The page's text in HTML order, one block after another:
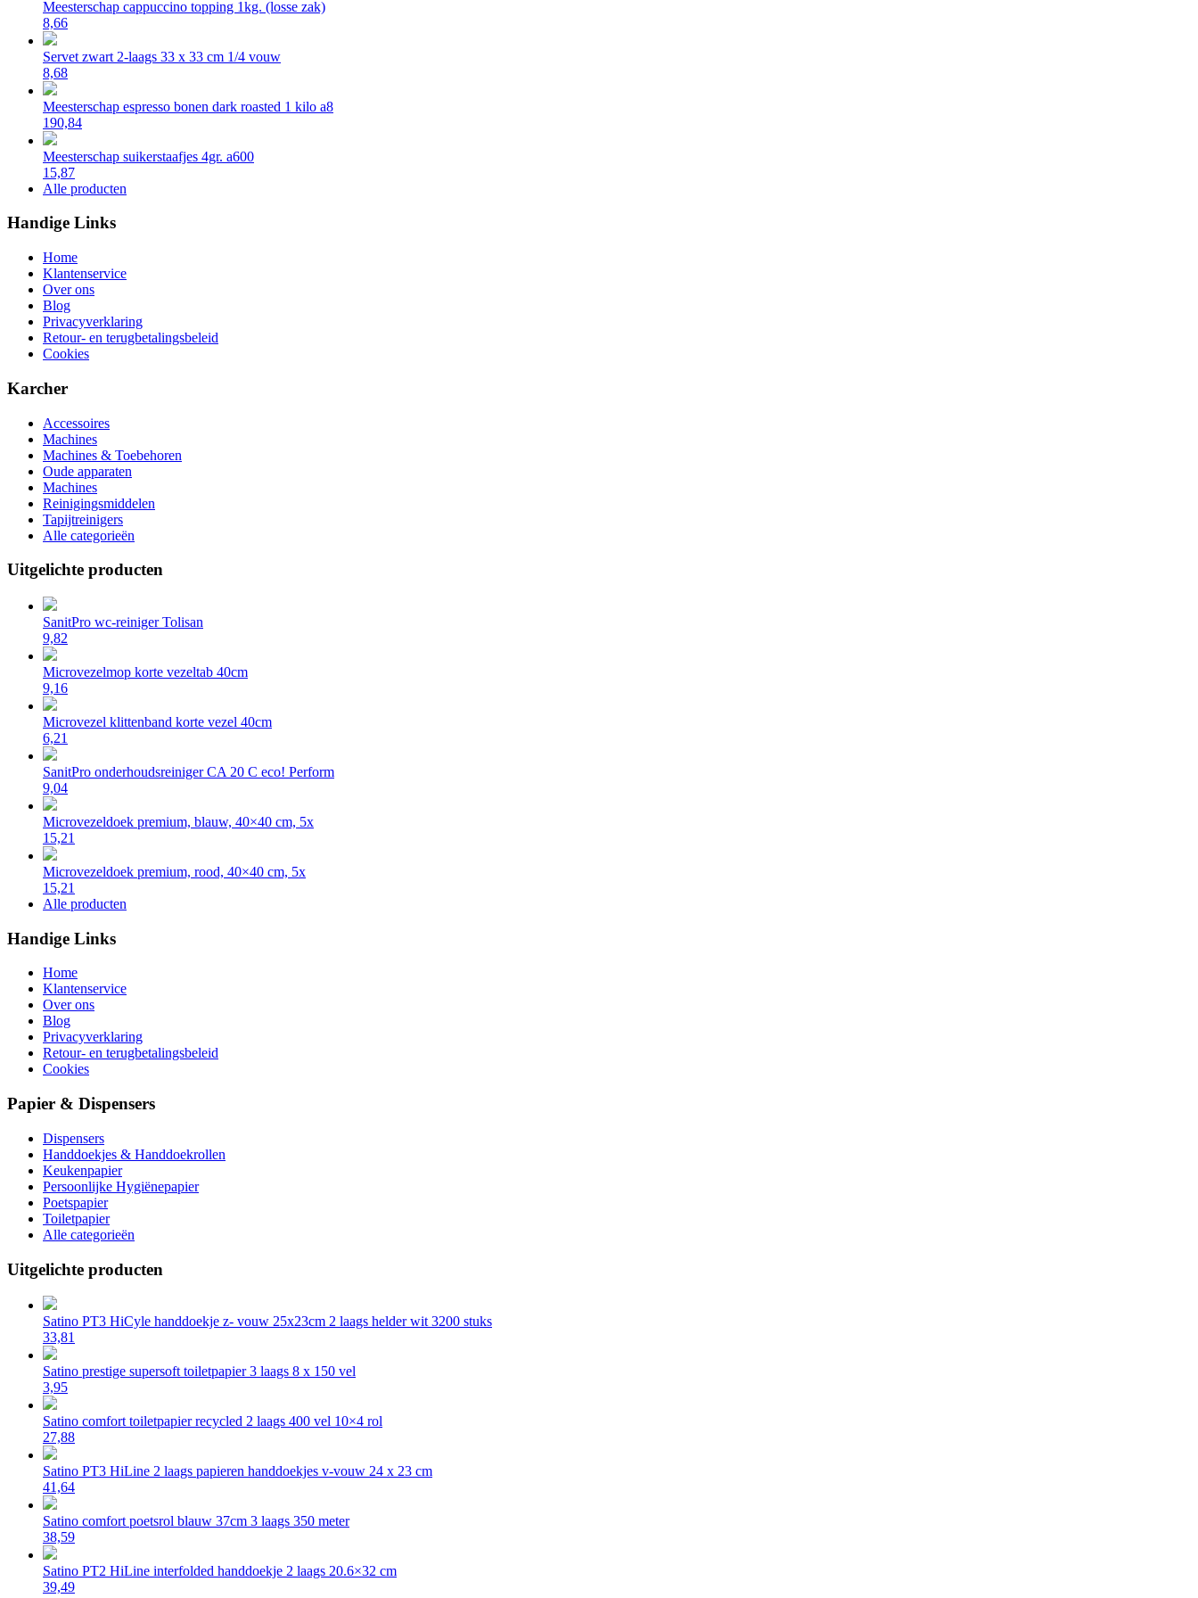
Meesterschap cappuccino topping 1kg. (losse zak)
8,66
Servet zwart 2-laags 33 x 33 cm 1/4 vouw
8,68
Meesterschap espresso bonen dark roasted 1 kilo a8
190,84
Meesterschap suikerstaafjes 4gr. a600
15,87
Alle producten
Handige Links
Home
Klantenservice
Over ons
Blog
Privacyverklaring
Retour- en terugbetalingsbeleid
Cookies
Karcher
Accessoires
Machines
Machines & Toebehoren
Oude apparaten
Machines
Reinigingsmiddelen
Tapijtreinigers
Alle categorieën
Uitgelichte producten
SanitPro wc-reiniger Tolisan
9,82
Microvezelmop korte vezeltab 40cm
9,16
Microvezel klittenband korte vezel 40cm
6,21
SanitPro onderhoudsreiniger CA 20 C eco! Perform
9,04
Microvezeldoek premium, blauw, 40×40 cm, 5x
15,21
Microvezeldoek premium, rood, 40×40 cm, 5x
15,21
Alle producten
Handige Links
Home
Klantenservice
Over ons
Blog
Privacyverklaring
Retour- en terugbetalingsbeleid
Cookies
Papier & Dispensers
Dispensers
Handdoekjes & Handdoekrollen
Keukenpapier
Persoonlijke Hygiënepapier
Poetspapier
Toiletpapier
Alle categorieën
Uitgelichte producten
Satino PT3 HiCyle handdoekje z- vouw 25x23cm 2 laags helder wit 3200 stuks
33,81
Satino prestige supersoft toiletpapier 3 laags 8 x 150 vel
3,95
Satino comfort toiletpapier recycled 2 laags 400 vel 10×4 rol
27,88
Satino PT3 HiLine 2 laags papieren handdoekjes v-vouw 24 x 23 cm
41,64
Satino comfort poetsrol blauw 37cm 3 laags 350 meter
38,59
Satino PT2 HiLine interfolded handdoekje 2 laags 20.6×32 cm
39,49